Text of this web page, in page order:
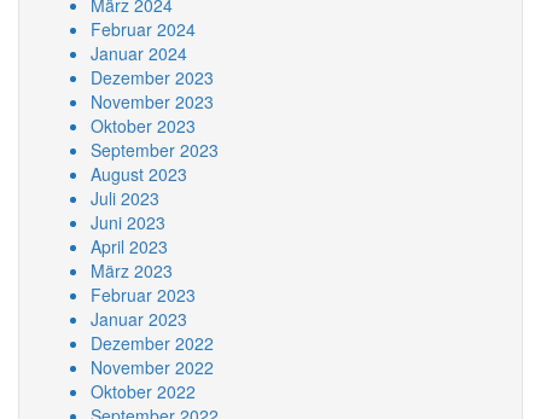
März 2024
Februar 2024
Januar 2024
Dezember 2023
November 2023
Oktober 2023
September 2023
August 2023
Juli 2023
Juni 2023
April 2023
März 2023
Februar 2023
Januar 2023
Dezember 2022
November 2022
Oktober 2022